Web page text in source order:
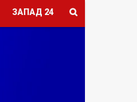
ЗАПАД 24